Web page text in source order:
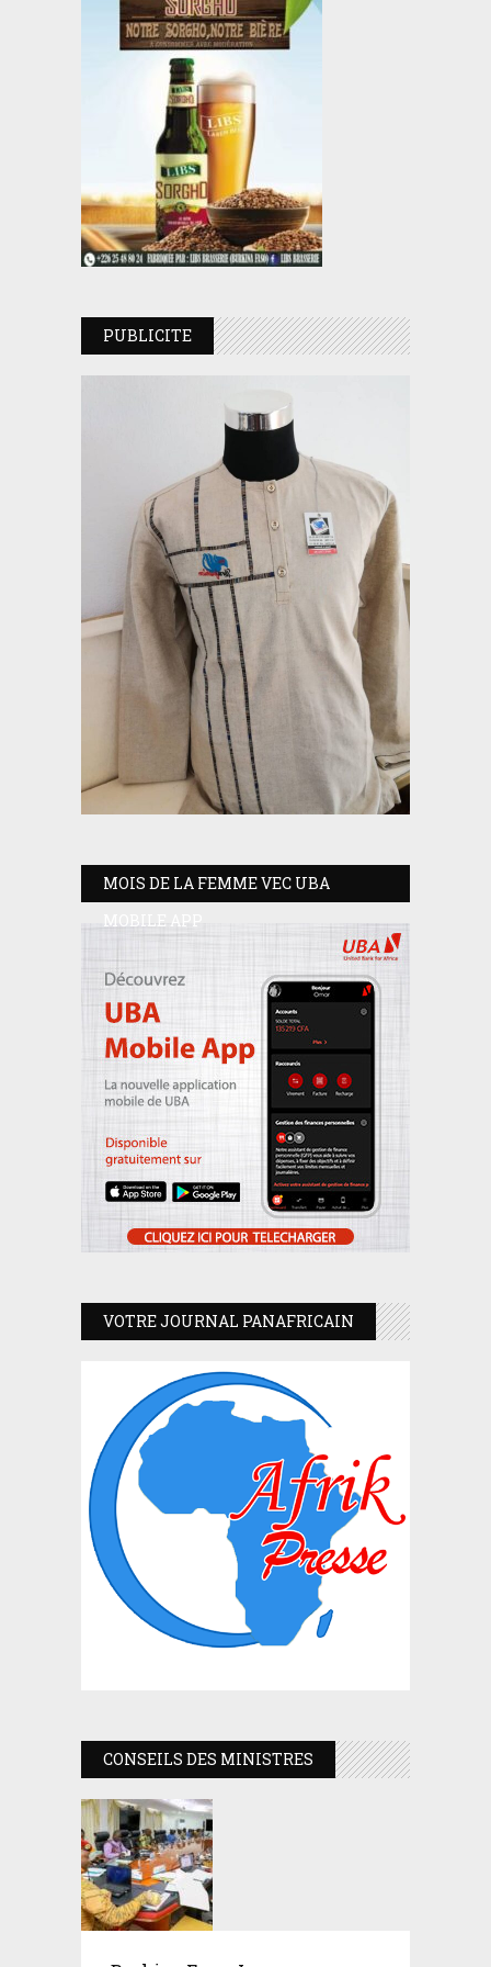
PUBLICITE
MOIS DE LA FEMME VEC UBA
MOBILE APP
VOTRE JOURNAL PANAFRICAIN
CONSEILS DES MINISTRES